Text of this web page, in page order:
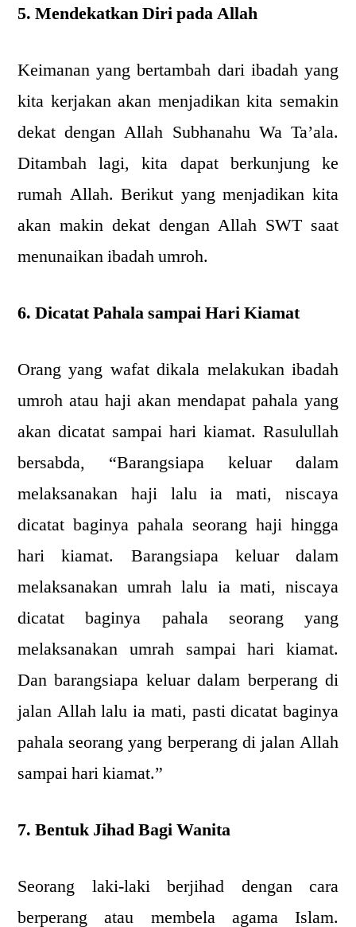
5. Mendekatkan Diri pada Allah
Keimanan yang bertambah dari ibadah yang
kita kerjakan akan menjadikan kita semakin
dekat dengan Allah Subhanahu Wa Ta’ala.
Ditambah lagi, kita dapat berkunjung ke
rumah Allah. Berikut yang menjadikan kita
akan makin dekat dengan Allah SWT saat
menunaikan ibadah umroh.
6. Dicatat Pahala sampai Hari Kiamat
Orang yang wafat dikala melakukan ibadah
umroh atau haji akan mendapat pahala yang
akan dicatat sampai hari kiamat. Rasulullah
bersabda, “Barangsiapa keluar dalam
melaksanakan haji lalu ia mati, niscaya
dicatat baginya pahala seorang haji hingga
hari kiamat. Barangsiapa keluar dalam
melaksanakan umrah lalu ia mati, niscaya
dicatat baginya pahala seorang yang
melaksanakan umrah sampai hari kiamat.
Dan barangsiapa keluar dalam berperang di
jalan Allah lalu ia mati, pasti dicatat baginya
pahala seorang yang berperang di jalan Allah
sampai hari kiamat.”
7. Bentuk Jihad Bagi Wanita
Seorang laki-laki berjihad dengan cara
berperang atau membela agama Islam.